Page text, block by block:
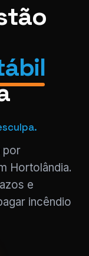
por
Hortolândia.
e
incêndio